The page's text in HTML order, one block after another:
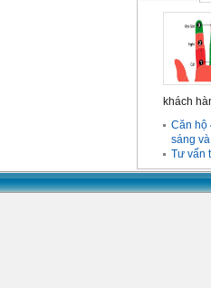
khách
Căn hộ
sáng
Tư vấn